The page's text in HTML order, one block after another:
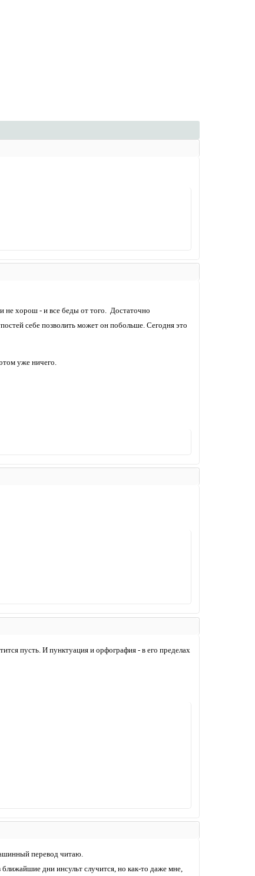
не хорош - и все беды от того. Достаточно
себе позволить может он побольше. Сегодня это
уже ничего.
пусть. И пунктуация и орфография - в его пределах
перевод читаю.
дни инсульт случится, но как-то даже мне,